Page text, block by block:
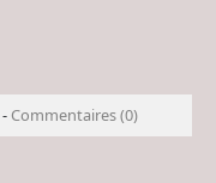
- Commentaires (0)